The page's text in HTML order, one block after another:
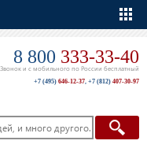
8 800 333-33-40
Звонок и с мобильного по России бесплатный
+7 (495) 646-12-37, +7 (812) 407-30-97